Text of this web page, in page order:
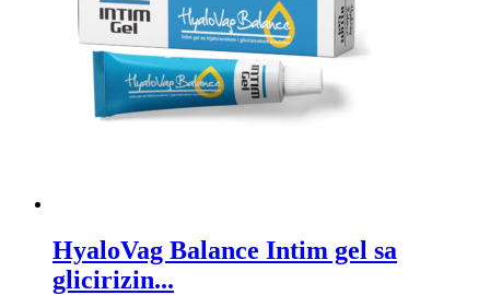
HyaloVag Balance Intim gel sa
glicirizin...